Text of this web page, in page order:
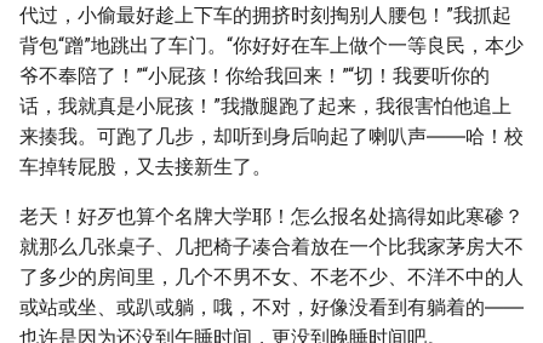
代过，小偷最好趁上下车的拥挤时刻掏别人腰包！”我抓起
背包“蹭”地跳出了车门。“你好好在车上做个一等良民，本少
爷不奉陪了！”“小屁孩！你给我回来！”“切！我要听你的
话，我就真是小屁孩！”我撒腿跑了起来，我很害怕他追上
来揍我。可跑了几步，却听到身后响起了喇叭声――哈！校
车掉转屁股，又去接新生了。
老天！好歹也算个名牌大学耶！怎么报名处搞得如此寒碜？
就那么几张桌子、几把椅子凑合着放在一个比我家茅房大不
了多少的房间里，几个不男不女、不老不少、不洋不中的人
或站或坐、或趴或躺，哦，不对，好像没看到有躺着的――
也许是因为还没到午睡时间，更没到晚睡时间吧。